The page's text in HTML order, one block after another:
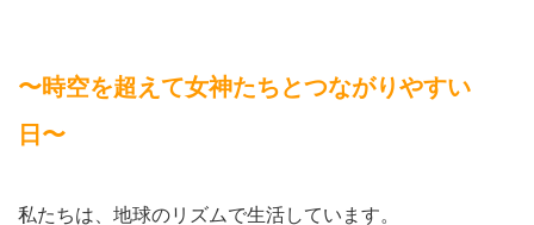
〜時空を超えて女神たちとつながりやすい
日〜
私たちは、地球のリズムで生活しています。